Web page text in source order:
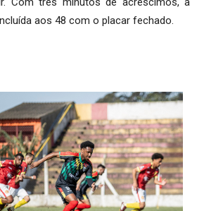
aos 48 com o placar fechado.